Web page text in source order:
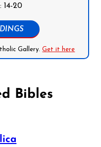
14-20
Gallery.Get it here
Bibles